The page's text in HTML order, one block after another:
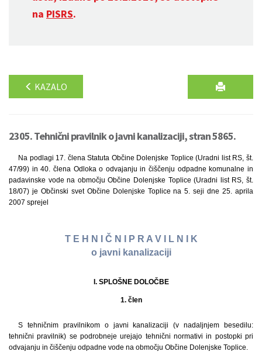
na PISRS.
KAZALO
2305. Tehnični pravilnik o javni kanalizaciji, stran 5865.
Na podlagi 17. člena Statuta Občine Dolenjske Toplice (Uradni list RS, št.
47/99) in 40. člena Odloka o odvajanju in čiščenju odpadne komunalne in
padavinske vode na območju Občine Dolenjske Toplice (Uradni list RS, št.
18/07) je Občinski svet Občine Dolenjske Toplice na 5. seji dne 25. aprila
2007 sprejel
T E H N I Č N I P R A V I L N I K
o javni kanalizaciji
I. SPLOŠNE DOLOČBE
1. člen
S tehničnim pravilnikom o javni kanalizaciji (v nadaljnjem besedilu:
tehnični pravilnik) se podrobneje urejajo tehnični normativi in postopki pri
odvajanju in čiščenju odpadne vode na območju Občine Dolenjske Toplice.